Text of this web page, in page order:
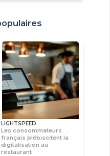
LIGHTSPEED
Les consommateurs
français plébiscitent la
digitalisation au
restaurant